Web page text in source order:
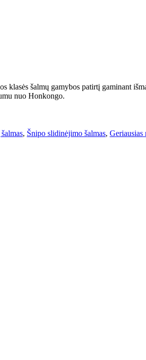
klasės šalmų gamybos patirtį gaminant
nuo Honkongo.
, Šnipo slidinėjimo šalmas, Geriausias